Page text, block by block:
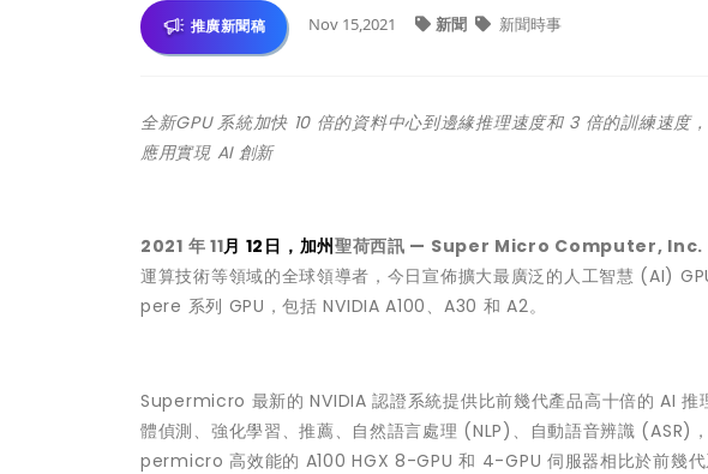
推廣新聞稿 Nov 15,2021 新聞 新聞時事
全新GPU 系統加快 10 倍的資料中心到邊緣推理速度和 3 倍的訓練速度
應用實現 AI 創新
2021 年 11月 12日，加州聖荷西訊 — Super Micro Computer, Inc.
運算技術等領域的全球領導者，今日宣佈擴大最廣泛的人工智慧 (AI)
pere 系列 GPU，包括 NVIDIA A100、A30 和 A2。
Supermicro 最新的 NVIDIA 認證系統提供比前幾代產品高十倍的 AI 推
體偵測、強化學習、推薦、自然語言處理 (NLP)、自動語音辨識 (ASR)
permicro 高效能的 A100 HGX 8-GPU 和 4-GPU 伺服器相比於前幾代